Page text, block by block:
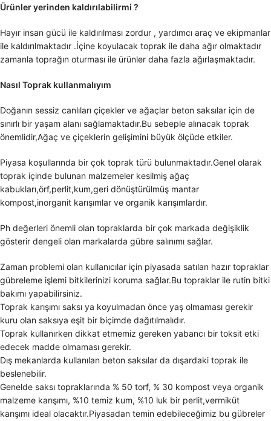
Ürünler yerinden kaldırılabilirmi ?
Hayır insan gücü ile kaldırılması zordur , yardımcı araç ve ekipmanlar
ile kaldırılmaktadır .İçine koyulacak toprak ile daha ağır olmaktadır
zamanla toprağın oturması ile ürünler daha fazla ağırlaşmaktadır.
Nasıl Toprak kullanmalıyım
Doğanın sessiz canlıları çiçekler ve ağaçlar beton saksılar için de
sınırlı bir yaşam alanı sağlamaktadır.Bu sebeple alınacak toprak
önemlidir,Ağaç ve çiçeklerin gelişimini büyük ölçüde etkiler.
Piyasa koşullarında bir çok toprak türü bulunmaktadır.Genel olarak
toprak içinde bulunan malzemeler kesilmiş ağaç
kabukları,örf,perlit,kum,geri dönüştürülmüş mantar
kompost,inorganit karışımlar ve organik karışımlardır.
Ph değerleri önemli olan topraklarda bir çok markada değişiklik
gösterir dengeli olan markalarda gübre salınımı sağlar.
Zaman problemi olan kullanıcılar için piyasada satılan hazır topraklar
gübreleme işlemi bitkilerinizi koruma sağlar.Bu topraklar ile rutin bitki
bakımı yapabilirsiniz.
Toprak karışımı saksı ya koyulmadan önce yaş olmaması gerekir
kuru olan saksıya eşit bir biçimde dağıtılmalıdır.
Toprak kullanırken dikkat etmemiz gereken yabancı bir toksit etki
edecek madde olmaması gerekir.
Dış mekanlarda kullanılan beton saksılar da dışardaki toprak ile
beslenebilir.
Genelde saksı topraklarında % 50 torf, % 30 kompost veya organik
malzeme karışımı, %10 temiz kum, %10 luk bir perlit,vermiküt
karışımı ideal olacaktır.Piyasadan temin edebileceğimiz bu gübreler